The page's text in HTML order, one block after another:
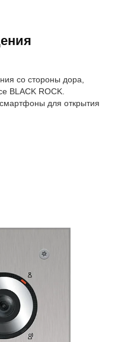
со стороны дора,
BLACK ROCK.
для открытия